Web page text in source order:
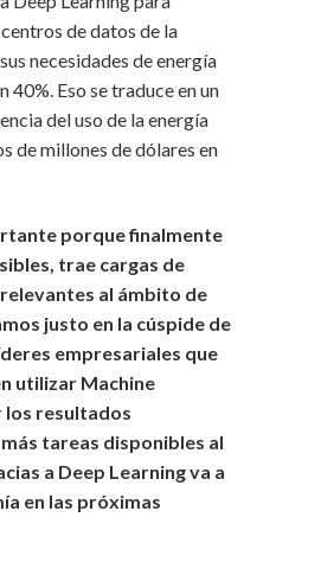
de datos de la
necesidades de energía
40%. Eso se traduce en un
del uso de la energía
de millones de dólares en
porque finalmente
trae cargas de
al ámbito de
justo en la cúspide de
empresariales que
utilizar Machine
los resultados
tareas disponibles al
a Deep Learning va a
en las próximas